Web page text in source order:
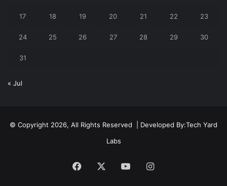
17 18 19 20 21 22 23
24 25 26 27 28 29 30
31
« Jul
© Copyright 2026, All Rights Reserved | Developed By:Tech Yard
Labs
Facebook YouTubeInstagram